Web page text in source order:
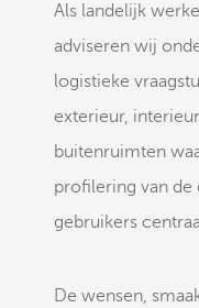
Als landelijk
adviseren wij
logistieke
exterieur,
buitenruimten
profilering van de
gebruikers
De wensen,